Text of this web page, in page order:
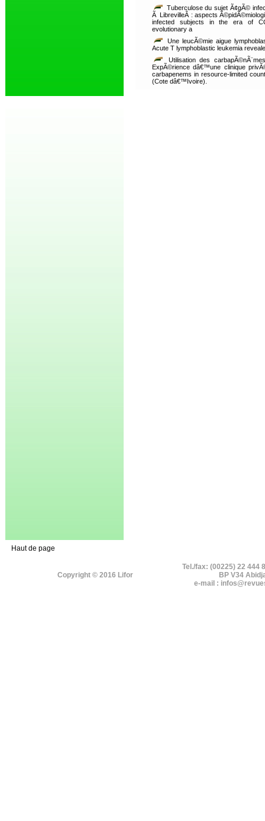
Tuberculose du sujet Ã¢gÃ©
Ã LibrevilleÂ : aspects
infected subjects in the era of
evolutionary a
Une leucÃ©mie aigue
Acute T lymphoblastic leukemia
Utilisation des
ExpÃ©rience dâ€™une clinique
carbapenems in resource-limited
(Cote dâ€™Ivoire).
Haut de page
Copyright © 2016 Lifor
Tel./fax: (00225) 22 444
BP V34
e-mail :